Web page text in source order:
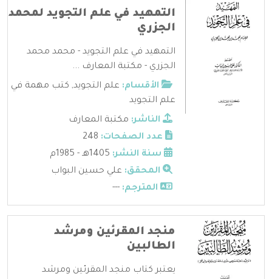
التمهيد في علم التجويد لمحمد
الجزري
التمهيد في علم التجويد - محمد محمد
الجزري - مكتبة المعارف ...
الأقسام: علم التجويد, كتب مهمة في
علم التجويد
الناشر: مكتبة المعارف
عدد الصفحات:
سنة النشر:
المحقق: علي حسين البواب
المترجم: ---
منجد المقرئين ومرشد
الطالبين
يعتبر كتاب منجد المقرئين ومرشد